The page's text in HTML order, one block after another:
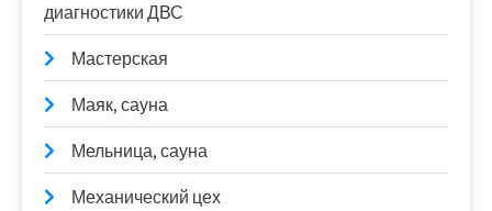
диагностики ДВС
Мастерская
Маяк, сауна
Мельница, сауна
Механический цех